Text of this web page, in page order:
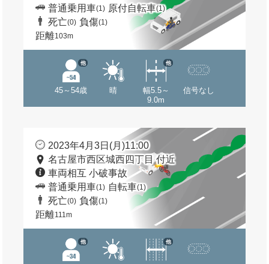
普通乗用車(1) 原付自転車(1)
死亡(0) 負傷(1)
距離103m
45～54歳
他
晴
幅5.5～
9.0m
他
信号なし
2023年4月3日(月)11:00
名古屋市西区城西四丁目 付近
車両相互 小破事故
普通乗用車(1) 自転車(1)
死亡(0) 負傷(1)
距離111m
他 他